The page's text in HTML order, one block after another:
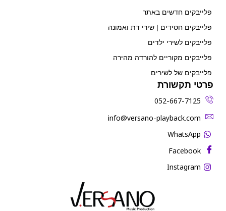
פלייבקים חדשים באתר
פלייבקים חסידים | שירי דת ואמונה
פלייבקים לשירי ילדים
פלייבקים מקוריים להורדה מהירה
פלייבקים של לשירים
פרטי תקשורת
052-667-7125
‫info@versano-playback.com‬
WhatsApp
Facebook
Instagram